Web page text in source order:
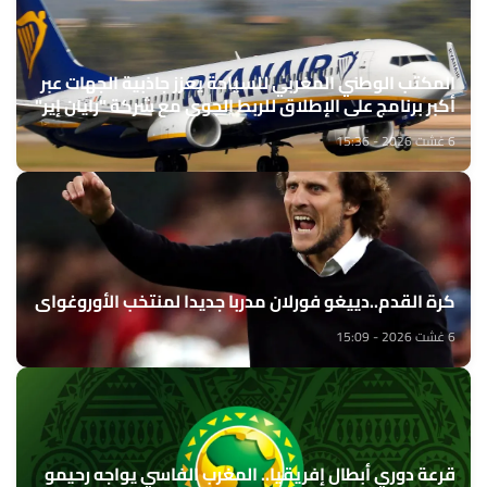
المكتب الوطني المغربي للسياحة يعزز جاذبية الجهات عبر
أكبر برنامج على الإطلاق للربط الجوي مع شركة "رايان إير"
6 غشت 2026 - 15:36
كرة القدم..دييغو فورلان مدربا جديدا لمنتخب الأوروغواي
6 غشت 2026 - 15:09
قرعة دوري أبطال إفريقيا.. المغرب الفاسي يواجه رحيمو